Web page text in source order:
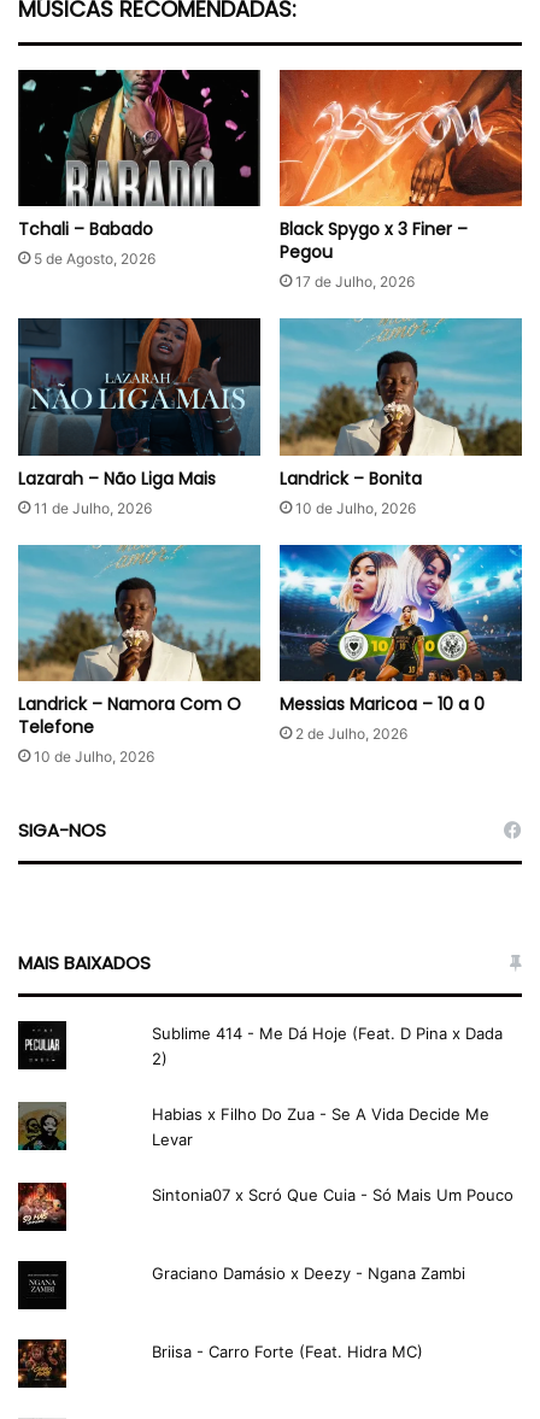
MÚSICAS RECOMENDADAS:
Tchali – Babado
5 de Agosto, 2026
Black Spygo x 3 Finer –
Pegou
17 de Julho, 2026
Lazarah – Não Liga Mais
11 de Julho, 2026
Landrick – Bonita
10 de Julho, 2026
Landrick – Namora Com O
Telefone
10 de Julho, 2026
Messias Maricoa – 10 a 0
2 de Julho, 2026
SIGA-NOS
MAIS BAIXADOS
Sublime 414 - Me Dá Hoje (Feat. D Pina x Dada
2)
Habias x Filho Do Zua - Se A Vida Decide Me
Levar
Sintonia07 x Scró Que Cuia - Só Mais Um Pouco
Graciano Damásio x Deezy - Ngana Zambi
Briisa - Carro Forte (Feat. Hidra MC)